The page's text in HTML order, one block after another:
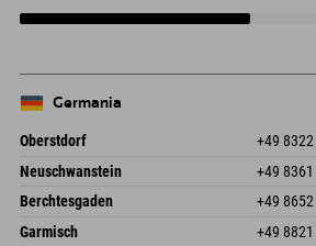
Germania
Oberstdorf +49
An der Breitach 3
Germania
Neuschwanstein +49
An der Riese 45
87484 Nesselwang im Allgäu
Germania
Berchtesgaden +49
Hofreitstr. 7
Garmisch +49